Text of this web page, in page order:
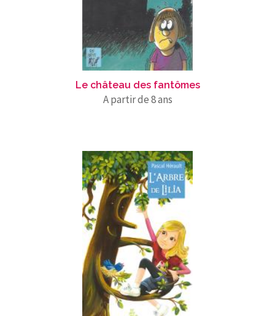
Le château des fantômes
A partir de 8 ans